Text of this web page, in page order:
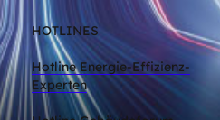
HOTLINES
Hotline Energie-Effizienz-
Experten